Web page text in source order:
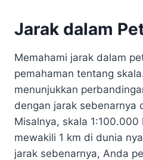
Jarak dalam
Memahami jarak dalam
pemahaman tentang
menunjukkan
dengan jarak sebenarnya
Misalnya, skala
mewakili 1 km di dunia
jarak sebenarnya, Anda